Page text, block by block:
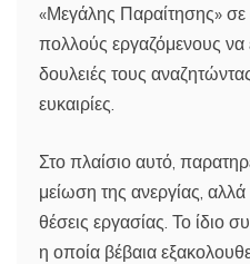
«Μεγάλης Παραίτησης»
πολλούς εργαζόμενους να
δουλειές τους
ευκαιρίες.
Στο πλαίσιο αυτό,
μείωση της ανεργίας, αλλά
θέσεις εργασίας. Το ίδιο
η οποία βέβαια